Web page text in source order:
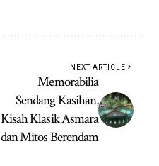
NEXT ARTICLE
Memorabilia
Sendang Kasihan,
Kisah Klasik Asmara
dan Mitos Berendam